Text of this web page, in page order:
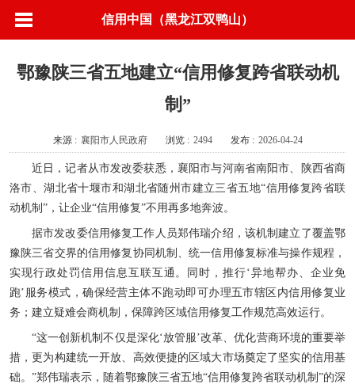
信用中国（黑龙江双鸭山）
鄂豫陕三省五地建立“信用修复跨省联动机
制”
来源 : 襄阳市人民政府 浏览 : 2494 发布 : 2026-04-24
近日，记者从市发改委获悉，襄阳市与河南省南阳市、陕西省商
洛市、湖北省十堰市和湖北省随州市建立三省五地“信用修复跨省联
动机制”，让企业“信用修复”不用再多地奔波。
据市发改委信用修复工作人员郑伟瑞介绍，该机制建立了覆盖鄂
豫陕三省交界的信用修复协同机制、统一信用修复标准与操作规程，
实现行政处罚信用信息互联互通。同时，推行‘异地帮办、企业免
跑’服务模式，确保经营主体不跑动即可办理五市辖区内信用修复业
务；建立疑难会商机制，保障跨区域信用修复工作规范高效运行。
“这一创新机制不仅是深化‘放管服’改革、优化营商环境的重要举
措，更为构建统一开放、高效便捷的区域大市场奠定了坚实的信用基
础。”郑伟瑞表示，随着鄂豫陕三省五地“信用修复跨省联动机制”的深